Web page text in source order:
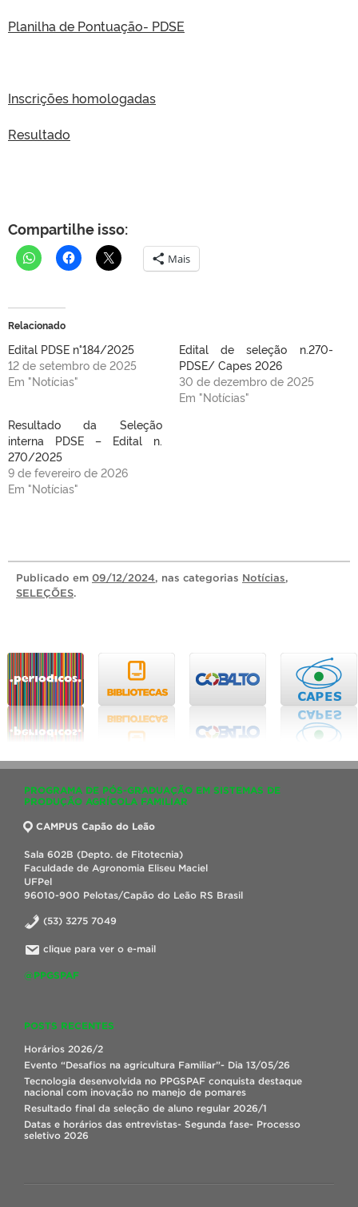
Planilha de Pontuação- PDSE
Inscrições homologadas
Resultado
Compartilhe isso:
Mais
Relacionado
Edital PDSE n°184/2025
12 de setembro de 2025
Em "Notícias"
Edital de seleção n.270-
PDSE/ Capes 2026
30 de dezembro de 2025
Em "Notícias"
Resultado da Seleção
interna PDSE – Edital n.
270/2025
9 de fevereiro de 2026
Em "Notícias"
Publicado em 09/12/2024, nas categorias Notícias,
SELEÇÕES.
PROGRAMA DE PÓS-GRADUAÇÃO EM SISTEMAS DE
PRODUÇÃO AGRÍCOLA FAMILIAR
CAMPUS Capão do Leão
Sala 602B (Depto. de Fitotecnia)
Faculdade de Agronomia Eliseu Maciel
UFPel
96010-900 Pelotas/Capão do Leão RS Brasil
(53) 3275 7049
clique para ver o e-mail
@PPGSPAF
POSTS RECENTES
Horários 2026/2
Evento “Desafios na agricultura Familiar”- Dia 13/05/26
Tecnologia desenvolvida no PPGSPAF conquista destaque
nacional com inovação no manejo de pomares
Resultado final da seleção de aluno regular 2026/1
Datas e horários das entrevistas- Segunda fase- Processo
seletivo 2026